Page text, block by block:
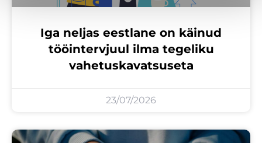
Iga neljas eestlane on käinud
tööintervjuul ilma tegeliku
vahetuskavatsuseta
23/07/2026